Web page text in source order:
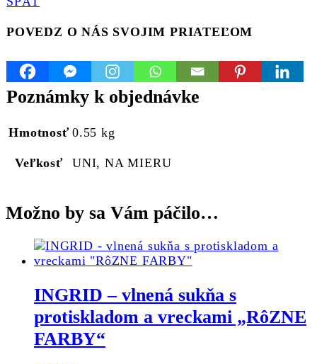
POVEDZ O NÁS SVOJIM PRIATEĽOM
Poznámky k objednávke
Hmotnosť 0.55 kg
Veľkosť UNI, NA MIERU
Možno by sa Vám páčilo…
INGRID – vlnená sukňa s
protiskladom a vreckami „RôZNE
FARBY“